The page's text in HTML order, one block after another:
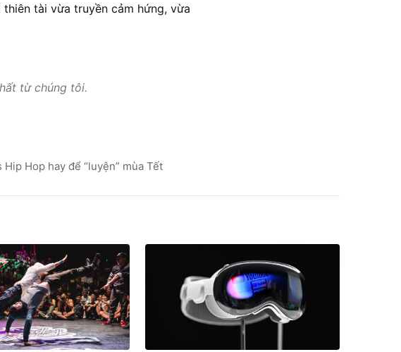
tài vừa truyền cảm hứng, vừa
từ chúng tôi.
Hop hay để “luyện” mùa Tết